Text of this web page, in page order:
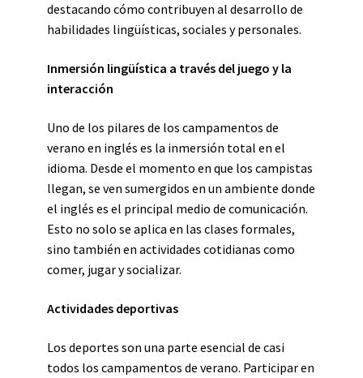
destacando cómo contribuyen al desarrollo de
habilidades lingüísticas, sociales y personales.
Inmersión lingüística a través del juego y la
interacción
Uno de los pilares de los campamentos de
verano en inglés es la inmersión total en el
idioma. Desde el momento en que los campistas
llegan, se ven sumergidos en un ambiente donde
el inglés es el principal medio de comunicación.
Esto no solo se aplica en las clases formales,
sino también en actividades cotidianas como
comer, jugar y socializar.
Actividades deportivas
Los deportes son una parte esencial de casi
todos los campamentos de verano. Participar en